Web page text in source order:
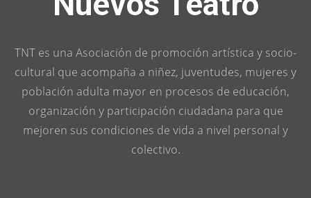
TNT es una Asociación de promoción artística y socio-
cultural que acompaña a niñez, juventudes, mujeres y
población adulta mayor en procesos de educación,
organización y participación ciudadana para que
mejoren sus condiciones de vida a nivel personal y
colectivo.